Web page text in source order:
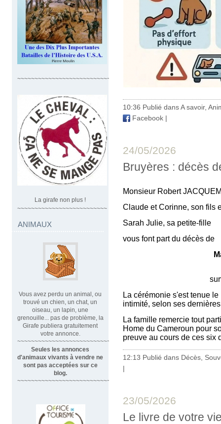
~~~~~~~~~~~~~~~~~~~~~~~~~~~~
La girafe non plus !
~~~~~~~~~~~~~~~~~~~~~~~~~~
ANIMAUX
Vous avez perdu un animal, ou
trouvé un chien, un chat, un
oiseau, un lapin, une
grenouille... pas de problème, la
Girafe publiera gratuitement
votre annonce.
~~~~~~~~~~~~~~~~~~~~~~~~~~~~
Seules les annonces
d'animaux vivants à vendre ne
sont pas acceptées sur ce
blog.
~~~~~~~~~~~~~~~~~~~~~~~~~~~~~~
10:36 Publié dansA savoir,
Facebook |
24/05/2026
Bruyères : décès
Monsieur Robert
Claude et Corinne, son fils
Sarah Julie, sa petite-fille
vous font part du décès de
survenu le 9
La cérémonie s'est tenue
intimité, selon ses
La famille remercie tout
Home du Cameroun pour
preuve au cours de ces six
12:13 Publié dans Décès,
|
23/05/2026
Le livre de votre